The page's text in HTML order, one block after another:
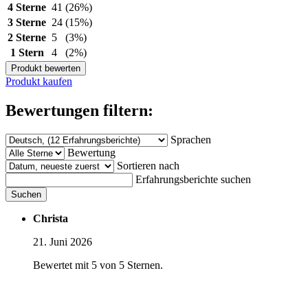
4 Sterne 41 (26%)
3 Sterne 24 (15%)
2 Sterne 5
(3%)
1 Stern
4 (2%)
Produkt bewerten
Produkt kaufen
Bewertungen filtern:
Sprachen
Bewertung
Sortieren nach
Erfahrungsberichte suchen
Suchen
Christa
21. Juni 2026
Bewertet mit 5 von 5 Sternen.